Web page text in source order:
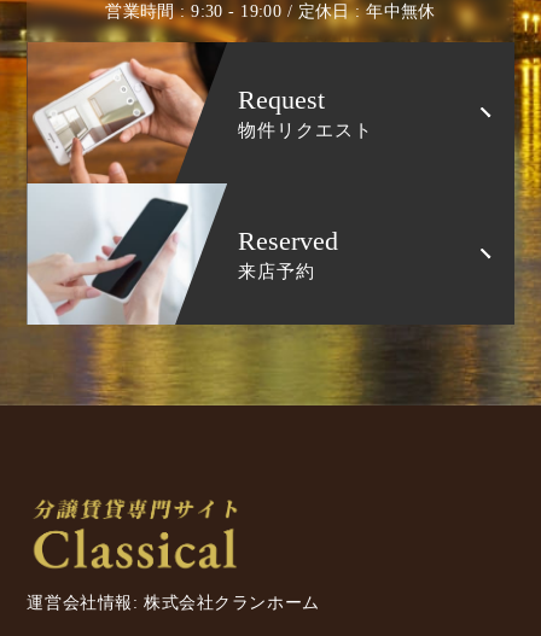
営業時間 : 9:30 - 19:00 / 定休日 : 年中無休
Request
物件リクエスト
Reserved
来店予約
運営会社情報: 株式会社クランホーム